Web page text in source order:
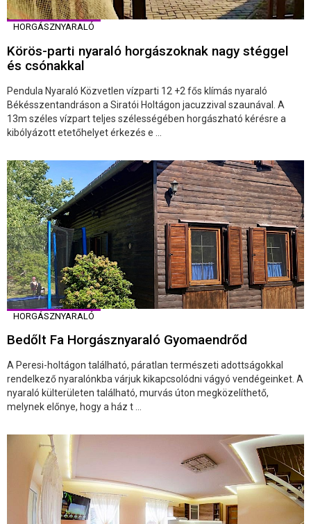
HORGÁSZNYARALÓ
Körös-parti nyaraló horgászoknak nagy stéggel
és csónakkal
Pendula Nyaraló Közvetlen vízparti 12 +2 fős klímás nyaraló
Békésszentandráson a Siratói Holtágon jacuzzival szaunával. A
13m széles vízpart teljes szélességében horgászható kérésre a
kibólyázott etetőhelyet érkezés e ...
HORGÁSZNYARALÓ
Bedőlt Fa Horgásznyaraló Gyomaendrőd
A Peresi-holtágon található, páratlan természeti adottságokkal
rendelkező nyaralónkba várjuk kikapcsolódni vágyó vendégeinket. A
nyaraló külterületen található, murvás úton megközelíthető,
melynek előnye, hogy a ház t ...